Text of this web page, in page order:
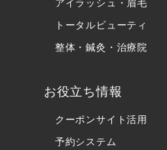
アイラッシュ・眉毛
トータルビューティ
整体・鍼灸・治療院
お役立ち情報
クーポンサイト活用
予約システム